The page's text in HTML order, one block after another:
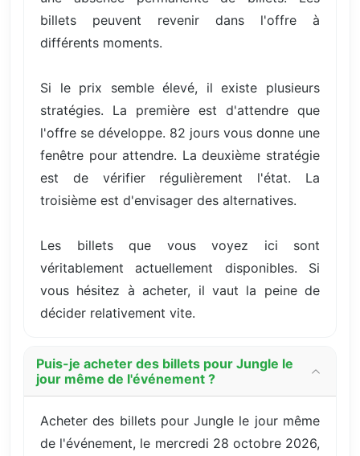
billets peuvent revenir dans l'offre à
différents moments.
Si le prix semble élevé, il existe plusieurs
stratégies. La première est d'attendre que
l'offre se développe. 82 jours vous donne une
fenêtre pour attendre. La deuxième stratégie
est de vérifier régulièrement l'état. La
troisième est d'envisager des alternatives.
Les billets que vous voyez ici sont
véritablement actuellement disponibles. Si
vous hésitez à acheter, il vaut la peine de
décider relativement vite.
Puis-je acheter des billets pour Jungle le
jour même de l'événement ?
Acheter des billets pour Jungle le jour même
de l'événement, le mercredi 28 octobre 2026,